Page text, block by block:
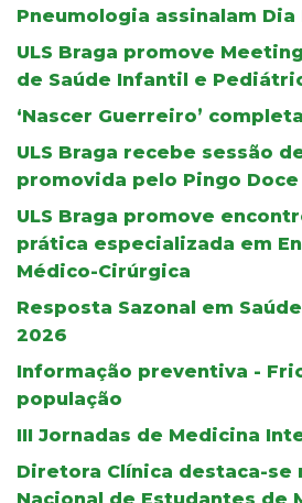
Pneumologia assinalam Dia
ULS Braga promove
de Saúde Infantil e
‘Nascer Guerreiro’
ULS Braga recebe sessão
promovida pelo Pingo Doce
ULS Braga promove
prática especializada em
Médico-Cirúrgica
Resposta Sazonal em
2026
Informação preventiva -
população
III Jornadas de Medicina
Diretora Clínica destaca-se
Nacional de Estudantes de